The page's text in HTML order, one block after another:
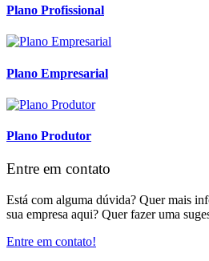
Plano Profissional
Plano Empresarial
Plano Produtor
Entre em contato
Está com alguma dúvida? Quer mais
sua empresa aqui? Quer fazer uma
Entre em contato!